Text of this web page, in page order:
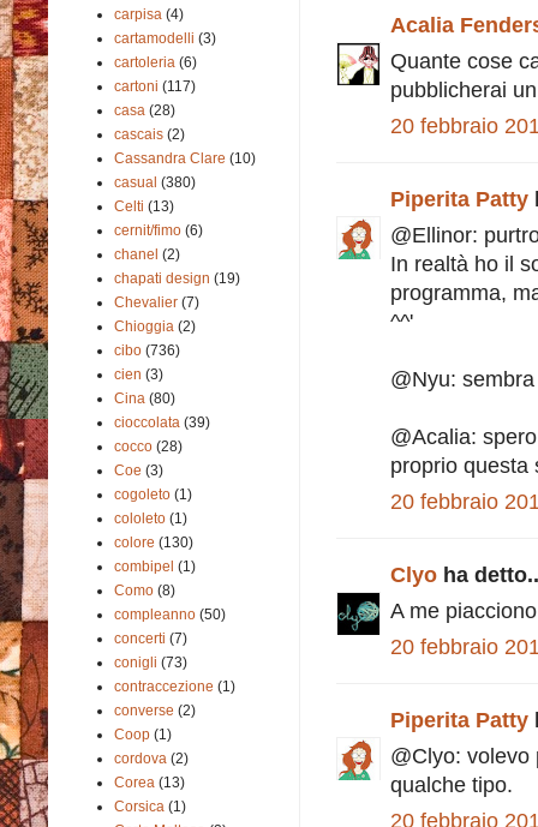
Acalia
Quante cose
pubblicherai
20 febbraio
Piperita Patty
@Ellinor:
In realtà ho il
programma,
^^'
@Nyu:
@Acalia:
proprio questa
20 febbraio
Clyo ha
A me
20 febbraio
Piperita Patty
@Clyo: volevo
qualche tipo.
20 febbraio
carpisa (4)
cartamodelli (3)
cartoleria (6)
cartoni (117)
casa (28)
cascais (2)
Cassandra Clare (10)
casual (380)
Celti (13)
cernit/fimo (6)
chanel (2)
chapati design (19)
Chevalier (7)
Chioggia (2)
cibo (736)
cien (3)
Cina (80)
cioccolata (39)
cocco (28)
Coe (3)
cogoleto (1)
cololeto (1)
colore (130)
combipel (1)
Como (8)
compleanno (50)
concerti (7)
conigli (73)
contraccezione (1)
converse (2)
Coop (1)
cordova (2)
Corea (13)
Corsica (1)